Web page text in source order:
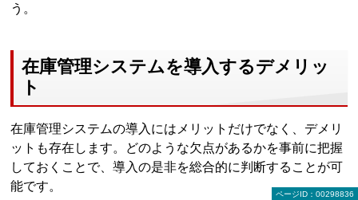
う。
在庫管理システムを導入するデメリッ
ト
在庫管理システムの導入にはメリットだけでなく、デメリ
ットも存在します。どのような欠点があるかを事前に把握
しておくことで、導入の是非を総合的に判断することが可
能です。
ページID：00298836